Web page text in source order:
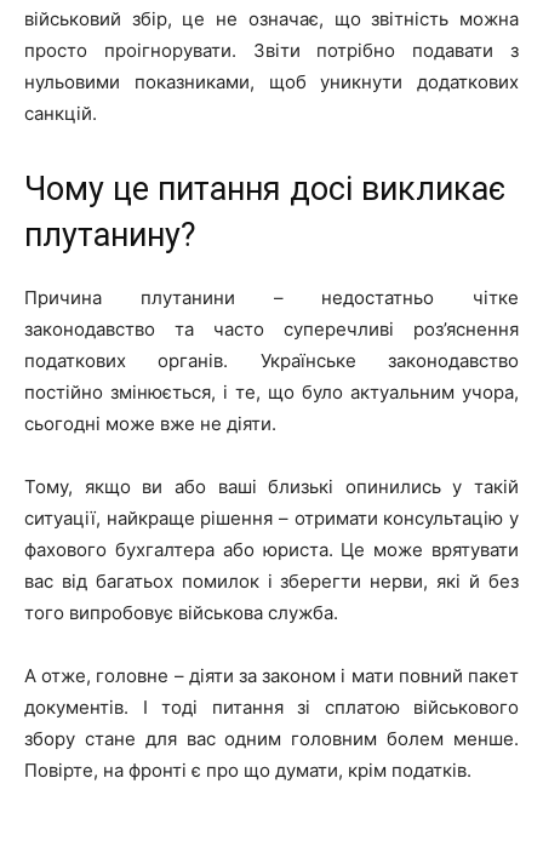
військовий збір, це не означає, що звітність можна
просто проігнорувати. Звіти потрібно подавати з
нульовими показниками, щоб уникнути додаткових
санкцій.
Чому це питання досі викликає
плутанину?
Причина плутанини – недостатньо чітке
законодавство та часто суперечливі роз’яснення
податкових органів. Українське законодавство
постійно змінюється, і те, що було актуальним учора,
сьогодні може вже не діяти.
Тому, якщо ви або ваші близькі опинились у такій
ситуації, найкраще рішення – отримати консультацію у
фахового бухгалтера або юриста. Це може врятувати
вас від багатьох помилок і зберегти нерви, які й без
того випробовує військова служба.
А отже, головне – діяти за законом і мати повний пакет
документів. І тоді питання зі сплатою військового
збору стане для вас одним головним болем менше.
Повірте, на фронті є про що думати, крім податків.